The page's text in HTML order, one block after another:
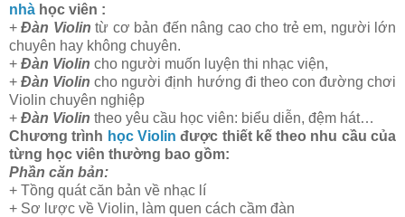
nhà học viên :
+Đàn Violin từ cơ bản đến nâng cao cho trẻ em, người lớn
chuyên hay không chuyên.
+ Đàn Violin cho người muốn luyện thi nhạc viện,
+Đàn Violin cho người định hướng đi theo con đường chơi
Violin chuyên nghiệp
+ Đàn Violin theo yêu cầu học viên: biểu diễn, đệm hát…
Chương trình học Violin được thiết kế theo nhu cầu của
từng học viên thường bao gồm:
Phần căn bản:
+ Tồng quát căn bản về nhạc lí
+ Sơ lược về Violin, làm quen cách cầm đàn